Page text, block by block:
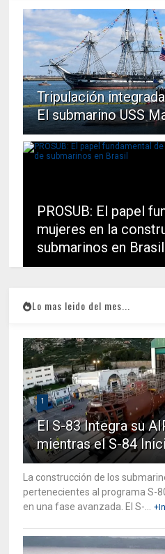
Tripulación
El submarino USS
PROSUB: El papel
mujeres en la
submarinos en Brasil
Lo mas leido del mes...
1
El S-83 Integra su
mientras el S-84
La construcción de los
pertenecientes al programa S-
en una fase avanzada. El S-...